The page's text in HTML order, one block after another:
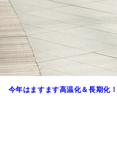
年はますます高温化＆長期化